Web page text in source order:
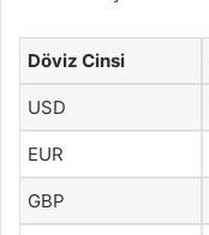
Döviz Cinsi
USD
EUR
GBP